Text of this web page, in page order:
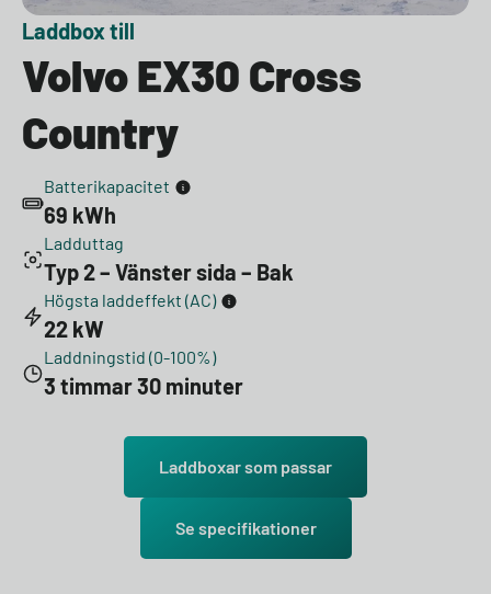
Laddbox till
Volvo EX30 Cross
Country
Batterikapacitet
69 kWh
Ladduttag
Typ 2 – Vänster sida – Bak
Högsta laddeffekt (AC)
22 kW
Laddningstid (0-100%)
3 timmar 30 minuter
Laddboxar som passar
Se specifikationer